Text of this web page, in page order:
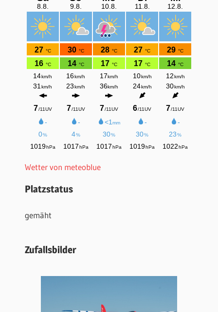
Wetter von meteoblue
Platzstatus
gemäht
Zufallsbilder